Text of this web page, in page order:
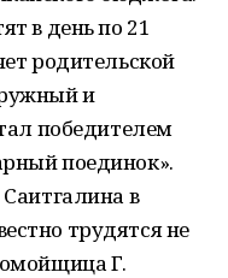
в день по 21
родительской
и
победителем
поединок».
в
трудятся не
Г.